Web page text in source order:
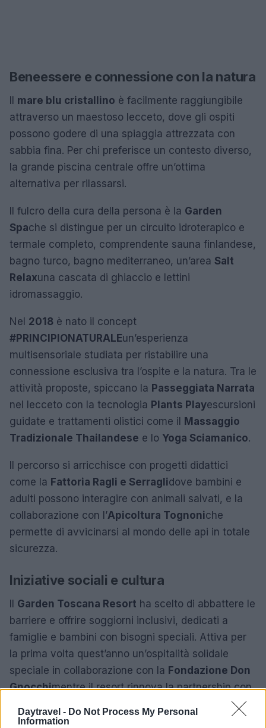
Daytravel - Do Not Process My Personal
Information
Beneessere e connessione con la natura
mare blu cristallino è facilmente raggiungibile
attraverso un maestoso lecceto, dove gli ospiti
possono godere di una spiaggia attrezzata con
sabbia fina. Per chi preferisce un contesto diverso,
la grande piscina centrale offre un’ottima
alternativa per rilassarsi.
Il fulcro della cura della persona è la Garden
Spache si distingue per un circuito idroterapico e
termale completo, comprendente sauna finlandese,
bagno turco, bagno mediterraneo, un’area Salt
Relaxuna cascata di ghiaccio e lettini
idromassaggio.
Nel 2018 è nato il concept
#PRINCIPIONATURALEun’esperienza
multisensoriale studiata per ristabilire una
connessione esclusiva tra l’ospite e la natura. Tra le
attività proposte, spiccano la Passeggiata Narrata
nel lecceto con la tecnologia Plants Playescursioni
guidate e trattamenti olistici come il
Massaggio
Tradizionale Thailandese e lo Yoga Sciamanico.
Il percorso si arricchisce con progetti didattici
come la Fattoria Ragli e Serraglidove bambini e
adulti possono interagire con animali salvati, e la
collaborazione con l’Apicoltura Tognoniche
permette di avvicinarsi al mondo delle api in totale
sicurezza.
Iniziative sociali e cultura
Garden Toscana Resort ha scelto di abbattere le
barriere e offrire soggiorni inclusivi, dedicati a
famiglie e bambini con bisogni speciali. Attiva per
la prima volta quest’anno un’ospitalità solidale
speciale in collaborazione con la Fondazione Don
Gnocchimentre il resort rinnova la partnership con
cultura della sana alimentazione fin dall’infanzia.